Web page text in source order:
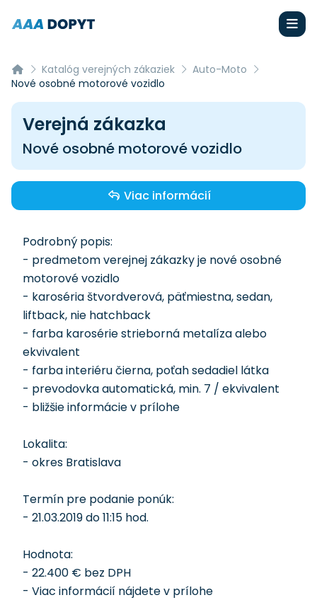
Katalóg verejných zákaziek
Auto-Moto
Nové osobné motorové vozidlo
Verejná zákazka
Nové osobné motorové vozidlo
Viac informácií
Podrobný popis:
- predmetom verejnej zákazky je nové osobné
motorové vozidlo
- karoséria štvordverová, päťmiestna, sedan,
liftback, nie hatchback
- farba karosérie strieborná metalíza alebo
ekvivalent
- farba interiéru čierna, poťah sedadiel látka
- prevodovka automatická, min. 7 / ekvivalent
- bližšie informácie v prílohe
Lokalita:
- okres Bratislava
Termín pre podanie ponúk:
- 21.03.2019 do 11:15 hod.
Hodnota:
- 22.400 € bez DPH
- Viac informácií nájdete v prílohe